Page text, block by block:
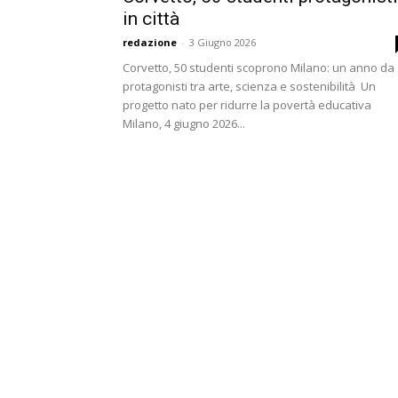
in città
redazione - 3 Giugno 2026
Corvetto, 50 studenti scoprono Milano: un anno da
protagonisti tra arte, scienza e sostenibilità Un
progetto nato per ridurre la povertà educativa
Milano, 4 giugno 2026...